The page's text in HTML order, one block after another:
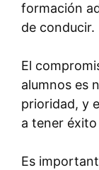
formación
de conducir.
El
alumnos es
prioridad, y
a tener
Es